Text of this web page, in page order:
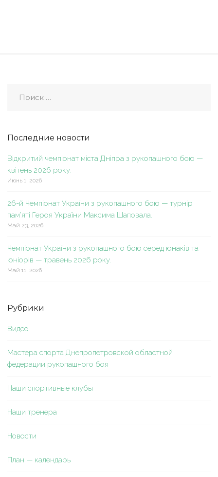
Последние новости
Відкритий чемпіонат міста Дніпра з рукопашного бою —
квітень 2026 року.
Июнь 1, 2026
26-й Чемпіонат України з рукопашного бою — турнір
пам’яті Героя України Максима Шаповала.
Май 23, 2026
Чемпіонат України з рукопашного бою серед юнаків та
юніорів — травень 2026 року.
Май 11, 2026
Рубрики
Видео
Мастера спорта Днепропетровской областной
федерации рукопашного боя
Наши спортивные клубы
Наши тренера
Новости
План — календарь